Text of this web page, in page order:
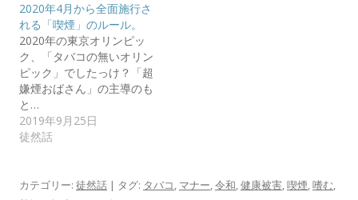
2020年4月から全面施行さ
れる「喫煙」のルール。
2020年の東京オリンピッ
ク、「タバコの無いオリン
ピック」でしたっけ？「超
嫌煙おばさん」の主導のも
と…
2019年9月25日
徒然話
カテゴリー: 徒然話 | タグ: タバコ, マナー,令和,健康被害,喫煙,嗜む,